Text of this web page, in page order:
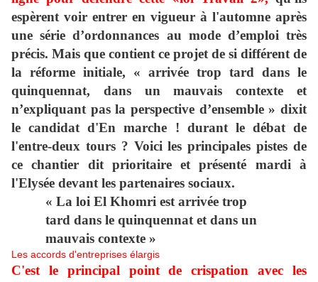
espèrent voir entrer en vigueur à l'automne après
une série d’ordonnances au mode d’emploi très
précis. Mais que contient ce projet de si différent de
la réforme initiale, « arrivée trop tard dans le
quinquennat, dans un mauvais contexte et
n’expliquant pas la perspective d’ensemble » dixit
le candidat d'En marche ! durant le débat de
l'entre-deux tours ? Voici les principales pistes de
ce chantier dit prioritaire et présenté mardi à
l'Elysée devant les partenaires sociaux.
« La loi El Khomri est arrivée trop
tard dans le quinquennat et dans un
mauvais contexte »
Les accords d'entreprises élargis
C'est le principal point de crispation avec les